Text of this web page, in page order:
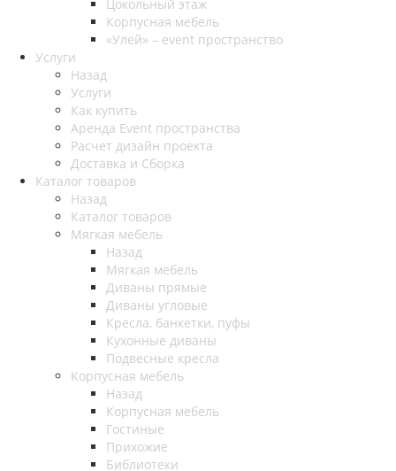
Цокольный этаж
Корпусная мебель
«Улей» – event пространство
Услуги
Назад
Услуги
Как купить
Аренда Event пространства
Расчет дизайн проекта
Доставка и Сборка
Каталог товаров
Назад
Каталог товаров
Мягкая мебель
Назад
Мягкая мебель
Диваны прямые
Диваны угловые
Кресла, банкетки, пуфы
Кухонные диваны
Подвесные кресла
Корпусная мебель
Назад
Корпусная мебель
Гостиные
Прихожие
Библиотеки